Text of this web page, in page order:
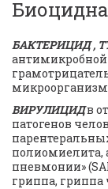
БАКТЕРИЦИД ,
ВИРУЛИЦИД в
патогенов
полиомиелита,
пневмонии»
гриппа, гриппа